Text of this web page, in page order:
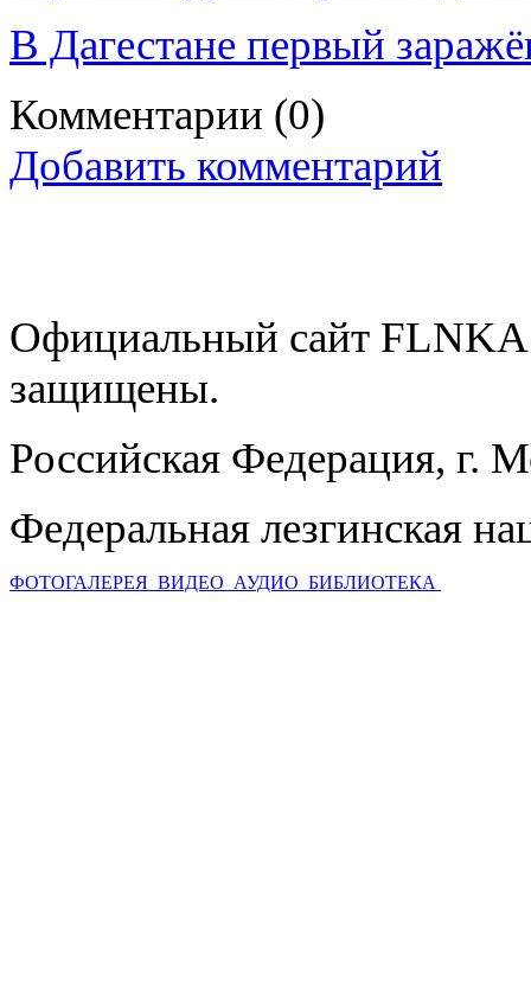
В Дагестане первый
Комментарии (0)
Добавить комментарий
Официальный сайт
защищены.
Российская Федерация, г.
Федеральная лезгинская
ФОТОГАЛЕРЕЯ ВИДЕО АУДИО БИБЛИОТЕКА